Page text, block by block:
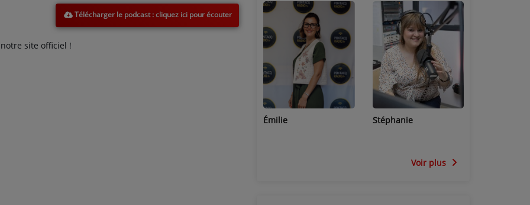
Télécharger le podcast
site officiel !
Stéphanie Jean-Michel
Voir plus